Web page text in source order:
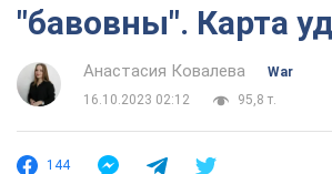
"бавовны". Карта
Анастасия Ковалева
War
16.10.2023 02:12
95,8 т.
144